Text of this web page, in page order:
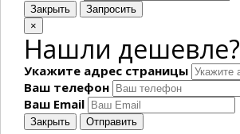
Закрыть
Запросить
×
Нашли дешевле?
Укажите адрес страницы
Ваш телефон
Ваш Email
Закрыть Отправить